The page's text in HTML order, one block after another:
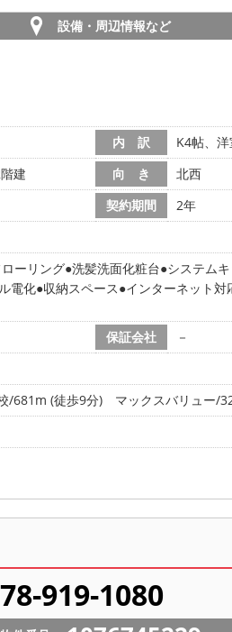
設備・周辺情報など
内 訳
K4帖、
建 向 き 北西
契約期間 2年
ーリング 洗髪洗面化粧台 システム
電化 収納スペース インターネット対
保証会社
－
/681m (徒歩9分)
マックスバリュー/
919-1080